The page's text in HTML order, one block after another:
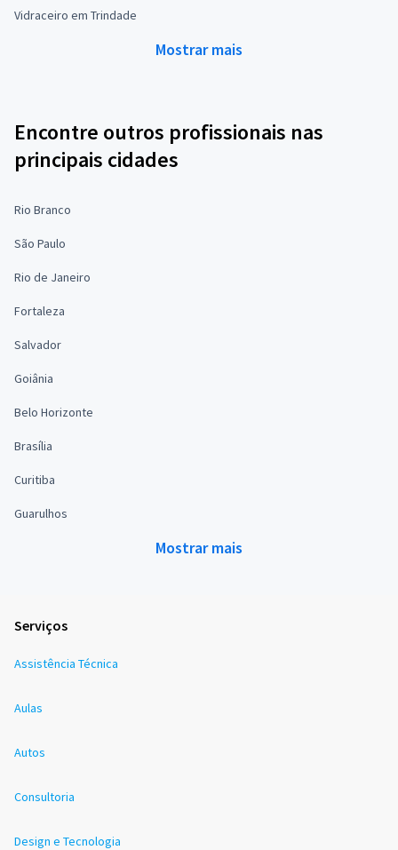
Vidraceiro em Trindade
Mostrar mais
Encontre outros profissionais nas
principais cidades
Rio Branco
São Paulo
Rio de Janeiro
Fortaleza
Salvador
Goiânia
Belo Horizonte
Brasília
Curitiba
Guarulhos
Mostrar mais
Serviços
Assistência Técnica
Aulas
Autos
Consultoria
Design e Tecnologia